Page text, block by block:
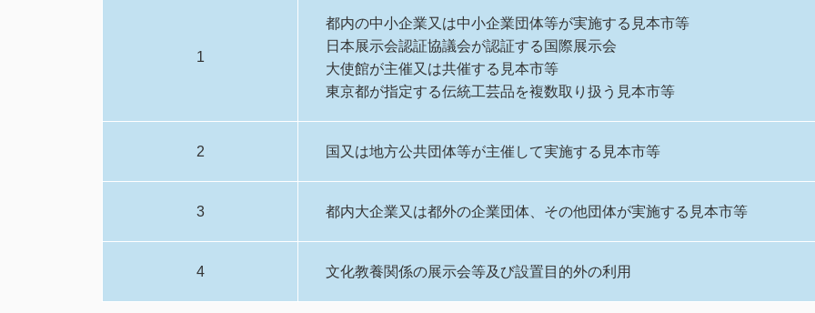
1
都内の中小企業又は中小企業団体等が実施する見本市等
日本展示会認証協議会が認証する国際展示会
大使館が主催又は共催する見本市等
東京都が指定する伝統工芸品を複数取り扱う見本市等
2 国又は地方公共団体等が主催して実施する見本市等
3 都内大企業又は都外の企業団体、その他団体が実施する見本市等
4 文化教養関係の展示会等及び設置目的外の利用